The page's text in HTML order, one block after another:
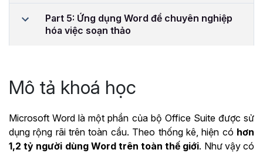
Part 5: Ứng dụng Word để chuyên nghiệp
hóa việc soạn thảo
Mô tả khoá học
Microsoft Word là một phần của bộ Office Suite được sử
dụng rộng rãi trên toàn cầu. Theo thống kê, hiện có hơn
1,2 tỷ người dùng Word trên toàn thế giới. Như vậy có